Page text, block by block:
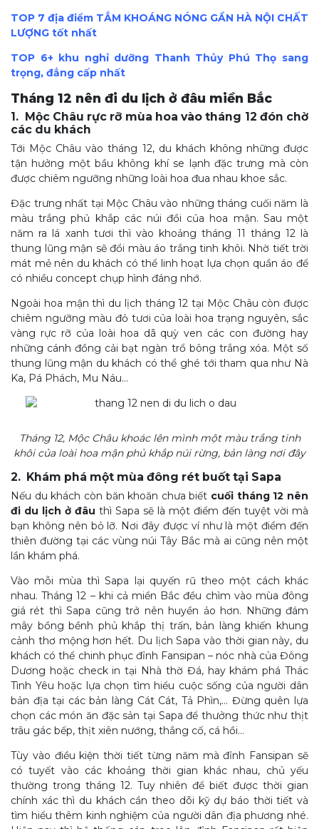
TOP 7 địa điểm TẮM KHOÁNG NÓNG GẦN HÀ NỘI CHẤT
LƯỢNG tốt nhất
TOP 6+ khu nghỉ dưỡng Thanh Thủy Phú Thọ sang
trọng, đẳng cấp nhất
Tháng 12 nên đi du lịch ở đâu miền Bắc
1. Mộc Châu rực rỡ mùa hoa vào tháng 12 đón chờ
các du khách
Tới Mộc Châu vào tháng 12, du khách không những được
tận hưởng một bầu không khí se lạnh đặc trưng mà còn
được chiêm ngưỡng những loài hoa đua nhau khoe sắc.
Đặc trưng nhất tại Mộc Châu vào những tháng cuối năm là
màu trắng phủ khắp các núi đồi của hoa mận. Sau một
năm ra lá xanh tươi thì vào khoảng tháng 11 tháng 12 là
thung lũng mận sẽ đổi màu áo trắng tinh khôi. Nhờ tiết trời
mát mẻ nên du khách có thể linh hoạt lựa chọn quần áo để
có nhiều concept chụp hình đáng nhớ.
Ngoài hoa mận thì du lịch tháng 12 tại Mộc Châu còn được
chiêm ngưỡng màu đỏ tươi của loài hoa trạng nguyên, sắc
vàng rực rỡ của loài hoa dã quỳ ven các con đường hay
những cánh đồng cải bạt ngàn trổ bông trắng xóa. Một số
thung lũng mận du khách có thể ghé tới tham qua như Nà
Ka, Pá Phách, Mu Náu…
Tháng 12, Mộc Châu khoác lên mình một màu trắng tinh
khôi của loài hoa mận phủ khắp núi rừng, bản làng nơi đây
2. Khám phá một mùa đông rét buốt tại Sapa
Nếu du khách còn băn khoăn chưa biết cuối tháng 12 nên
đi du lịch ở đâu thì Sapa sẽ là một điểm đến tuyệt vời mà
bạn không nên bỏ lỡ. Nơi đây được ví như là một điểm đến
thiên đường tại các vùng núi Tây Bắc mà ai cũng nên một
lần khám phá.
Vào mỗi mùa thì Sapa lại quyến rũ theo một cách khác
nhau. Tháng 12 – khi cả miền Bắc đều chìm vào mùa đông
giá rét thì Sapa cũng trở nên huyền ảo hơn. Những đám
mây bồng bềnh phủ khắp thị trấn, bản làng khiến khung
cảnh thơ mộng hơn hết. Du lịch Sapa vào thời gian này, du
khách có thể chinh phục đỉnh Fansipan – nóc nhà của Đông
Dương hoặc check in tại Nhà thờ Đá, hay khám phá Thác
Tình Yêu hoặc lựa chọn tìm hiểu cuộc sống của người dân
bản địa tại các bản làng Cát Cát, Tả Phìn,… Đừng quên lựa
chọn các món ăn đặc sản tại Sapa để thưởng thức như thịt
trâu gác bếp, thịt xiên nướng, thắng cố, cá hồi…
Tùy vào điều kiện thời tiết từng năm mà đỉnh Fansipan sẽ
có tuyết vào các khoảng thời gian khác nhau, chủ yếu
thường trong tháng 12. Tuy nhiên để biết được thời gian
chính xác thì du khách cần theo dõi kỹ dự báo thời tiết và
tìm hiểu thêm kinh nghiệm của người dân địa phương nhé.